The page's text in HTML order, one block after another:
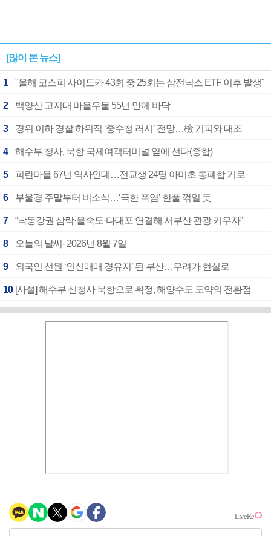
[많이 본 뉴스]
1 "올해 코스피 사이드카 43회 중 25회는 삼전닉스 ETF 이후 발생"
2 백양산 고지대 마을우물 55년 만에 바닥
3 경위 이하 경찰 하위직 ‘중수청 러시’ 전망…檢 기피와 대조
4 해수부 청사, 북항 국제여객터미널 옆에 선다(종합)
5 피란마을 67년 역사인데…전교생 24명 아미초 통폐합 기로
6 부울경 주말부터 비소식…‘극한 폭염’ 한풀 꺾일 듯
7 “낙동강권 삼락·을숙도·다대포 연결해 서부산 관광 키우자”
8 오늘의 날씨- 2026년 8월 7일
9 외국인 선원 ‘인신매매 경유지’ 된 부산…우려가 현실로
10 [사설] 해수부 신청사 북항으로 확정, 해양수도 도약의 전환점